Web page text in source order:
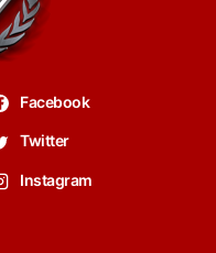
Facebook
Twitter
Instagram